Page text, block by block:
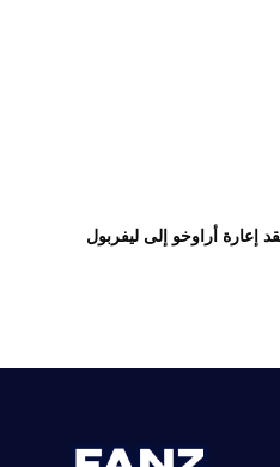
إعارة أراوخو إلى ليفربول